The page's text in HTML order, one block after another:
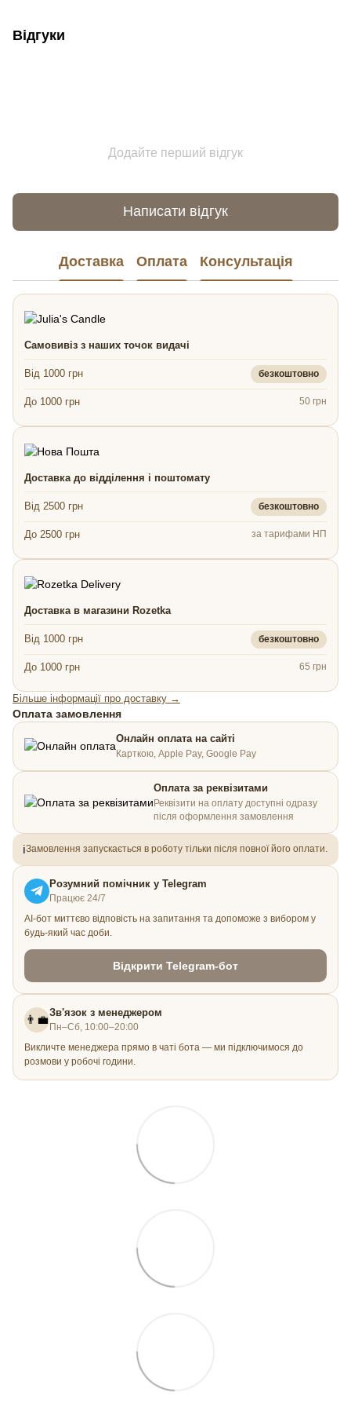
Відгуки
Додайте перший відгук
Написати відгук
Доставка Оплата Консультація
Самовивіз з наших точок видачі
Від 1000 грн безкоштовно
До 1000 грн 50 грн
Доставка до відділення і поштомату
Від 2500 грн безкоштовно
До 2500 грн за тарифами НП
Доставка в магазини Rozetka
Від 1000 грн безкоштовно
До 1000 грн 65 грн
Більше інформації про доставку →
Оплата замовлення
Онлайн оплата на сайті
Карткою, Apple Pay, Google Pay
Оплата за реквізитами
Реквізити на оплату доступні одразу
після оформлення замовлення
ℹ️Замовлення запускається в роботу тільки після повної його оплати.
Розумний помічник у Telegram
Працює 24/7
AI-бот миттєво відповість на запитання та допоможе з вибором у
будь-який час доби.
Відкрити Telegram-бот
👨‍💼
Зв'язок з менеджером
Пн–Сб, 10:00–20:00
Викличте менеджера прямо в чаті бота — ми підключимося до
розмови у робочі години.